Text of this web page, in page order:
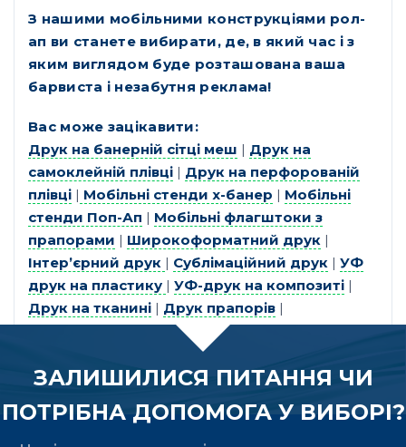
З нашими мобільними конструкціями рол-
ап ви станете вибирати, де, в який час і з
яким виглядом буде розташована ваша
барвиста і незабутня реклама!
Вас може зацікавити:
Друк на банерній сітці меш | Друк на
самоклейній плівці | Друк на перфорованій
плівці | Мобільні стенди х-банер | Мобільні
стенди Поп-Ап | Мобільні флагштоки з
прапорами | Широкоформатний друк |
Інтер’єрний друк | Сублімаційний друк | УФ
друк на пластику | УФ-друк на композиті |
Друк на тканині | Друк прапорів |
ЗАЛИШИЛИСЯ ПИТАННЯ ЧИ
ПОТРІБНА ДОПОМОГА У ВИБОРІ?